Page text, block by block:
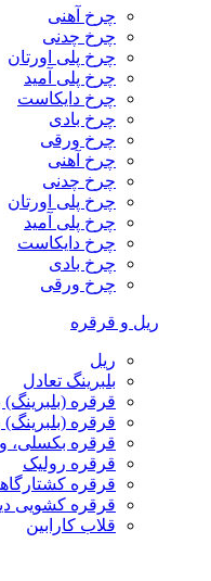
چرخ آهنی
چرخ چدنی
چرخ پلی اورتان
چرخ پلی آمید
چرخ دایکاست
چرخ بادی
چرخ ورقی
چرخ آهنی
چرخ چدنی
چرخ پلی اورتان
چرخ پلی آمید
چرخ دایکاست
چرخ بادی
چرخ ورقی
ریل و قرقره
ریل
بلبرینگ تعادل
قرقره
قرقره
قرقره بکسلی،
قرقره رولیک
قرقره
قرقره کشویی
قلاب کارابین